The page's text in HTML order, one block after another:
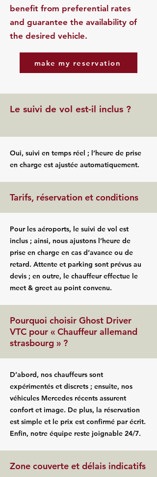
benefit from preferential rates
and guarantee the availability of
the desired vehicle.
make my reservation
Le suivi de vol est-il inclus ?
Oui, suivi en temps réel ; l’heure de prise
en charge est ajustée automatiquement.
Tarifs, réservation et conditions
Pour les aéroports, le suivi de vol est
inclus ; ainsi, nous ajustons l’heure de
prise en charge en cas d’avance ou de
retard. Attente et parking sont prévus au
devis ; en outre, le chauffeur effectue le
meet & greet au point convenu.
Pourquoi choisir Ghost Driver
VTC pour « Chauffeur allemand
strasbourg » ?
D’abord, nos chauffeurs sont
expérimentés et discrets ; ensuite, nos
véhicules Mercedes récents assurent
confort et image. De plus, la réservation
est simple et le prix est confirmé par écrit.
Enfin, notre équipe reste joignable 24/7.
Zone couverte et délais indicatifs